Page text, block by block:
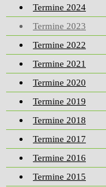
Termine 2024
Termine 2023
Termine 2022
Termine 2021
Termine 2020
Termine 2019
Termine 2018
Termine 2017
Termine 2016
Termine 2015